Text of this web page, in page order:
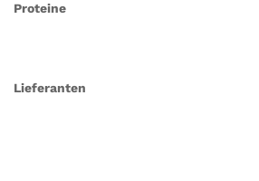
Proteine
Lieferanten